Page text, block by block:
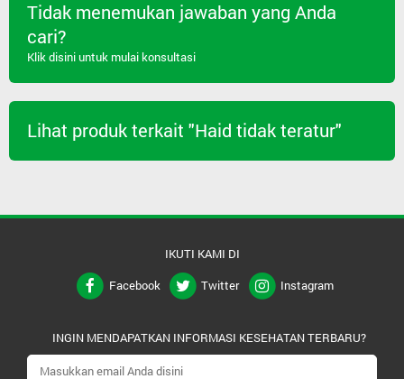
Tidak menemukan jawaban yang Anda
cari?
Klik disini untuk mulai konsultasi
Lihat produk terkait "Haid tidak teratur"
IKUTI KAMI DI
Facebook
Twitter Instagram
INGIN MENDAPATKAN INFORMASI KESEHATAN TERBARU?